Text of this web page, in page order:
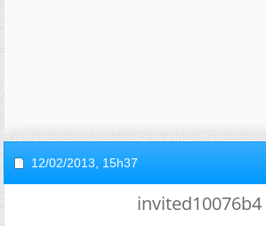
12/02/2013, 15h37
invited10076b4